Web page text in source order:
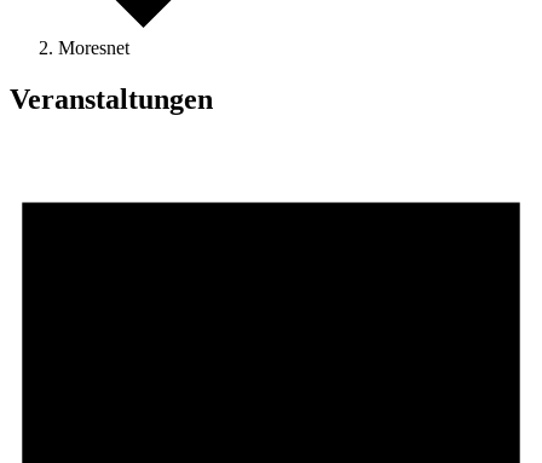
Moresnet
Veranstaltungen